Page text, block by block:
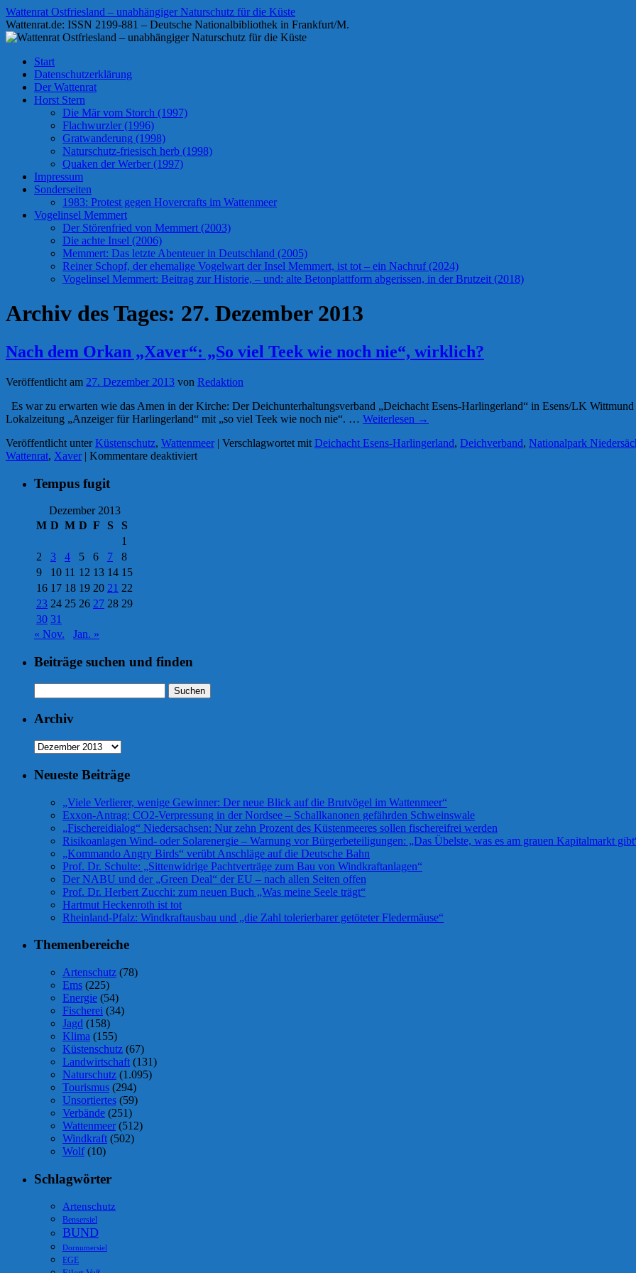
Zum
Inhalt
springen
Wattenrat Ostfriesland – unabhängiger Naturschutz für die Küste
Wattenrat.de: ISSN 2199-881 – Deutsche Nationalbibliothek in Frankfurt/M.
Start
Datenschutzerklärung
Der Wattenrat
Horst Stern
Die Mär vom Storch (1997)
Flachwurzler (1996)
Gratwanderung (1998)
Naturschutz-friesisch herb (1998)
Quaken der Werber (1997)
Impressum
Sonderseiten
1983: Protest gegen Hovercrafts im Wattenmeer
Vogelinsel Memmert
Der Störenfried von Memmert (2003)
Die achte Insel (2006)
Memmert: Das letzte Abenteuer in Deutschland (2005)
Reiner Schopf, der ehemalige Vogelwart der Insel Memmert, ist tot – ein Nachruf (2024)
Vogelinsel Memmert: Beitrag zur Historie, – und: alte Betonplattform abgerissen, in der Brutzeit (2018)
Archiv des Tages: 27. Dezember 2013
Nach dem Orkan „Xaver“: „So viel Teek wie noch nie“, wirklich?
Veröffentlicht am 27. Dezember 2013 von Redaktion
Es war zu erwarten wie das Amen in der Kirche: Der Deichunterhaltungsverband „Deichacht Esens-Harlingerland“ in Esens/LK
Lokalzeitung „Anzeiger für Harlingerland“ mit „so viel Teek wie noch nie“. … Weiterlesen →
Veröffentlicht unter Küstenschutz, Wattenmeer | Verschlagwortet mit Deichacht Esens-Harlingerland, Deichverband, Nationalpark
Wattenrat, Xaver | Kommentare deaktiviertfür
Tempus fugit
Dezember 2013
M D M D F S
S
1
2
3 4 5 6 7
8
9
10 11 12 13 14 15
16 17 18 19 20 21 22
23 24 25 26 27 28 29
30 31
« Nov.
Jan. »
Beiträge suchen und finden
nach:
Archiv
Archiv
Neueste Beiträge
„Viele Verlierer, wenige Gewinner: Der neue Blick auf die Brutvögel im Wattenmeer“
Exxon-Antrag: CO2-Verpressung in der Nordsee – Schallkanonen gefährden Schweinswale
„Fischereidialog“ Niedersachsen: Nur zehn Prozent des Küstenmeeres sollen fischereifrei werden
Risikoanlagen Wind- oder Solarenergie – Warnung vor Bürgerbeteiligungen: „Das Übelste, was es am grauen Kapitalmarkt
„Kommando Angry Birds“ verübt Anschläge auf die Deutsche Bahn
Prof. Dr. Schulte: „Sittenwidrige Pachtverträge zum Bau von Windkraftanlagen“
Der NABU und der „Green Deal“ der EU – nach allen Seiten offen
Prof. Dr. Herbert Zucchi: zum neuen Buch „Was meine Seele trägt“
Hartmut Heckenroth ist tot
Rheinland-Pfalz: Windkraftausbau und „die Zahl tolerierbarer getöteter Fledermäuse“
Themenbereiche
Artenschutz (78)
Ems (225)
Energie (54)
Fischerei (34)
Jagd (158)
Klima (155)
Küstenschutz (67)
Landwirtschaft (131)
Naturschutz (1.095)
Tourismus (294)
Unsortiertes (59)
Verbände (251)
Wattenmeer (512)
Windkraft (502)
Wolf(10)
Schlagwörter
Artenschutz
Bensersiel
BUND
Dornumersiel
EGE